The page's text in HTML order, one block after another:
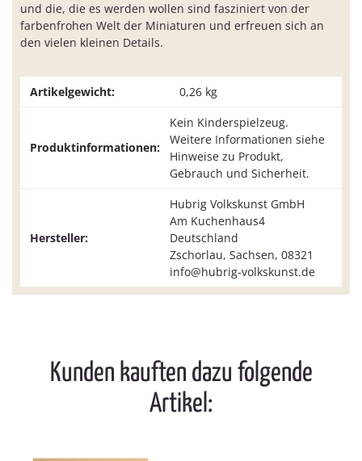
und die, die es werden wollen sind fasziniert von der
farbenfrohen Welt der Miniaturen und erfreuen sich an
den vielen kleinen Details.
Artikelgewicht: 0,26 kg
Produktinformationen:
Kein Kinderspielzeug.
Weitere Informationen siehe
Hinweise zu Produkt,
Gebrauch und Sicherheit.
Hersteller:
Hubrig Volkskunst GmbH
Am Kuchenhaus4
Deutschland
Zschorlau, Sachsen, 08321
info@hubrig-volkskunst.de
Kunden kauften dazu folgende
Artikel: